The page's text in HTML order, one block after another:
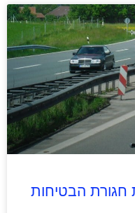
חגורת הבטיחות